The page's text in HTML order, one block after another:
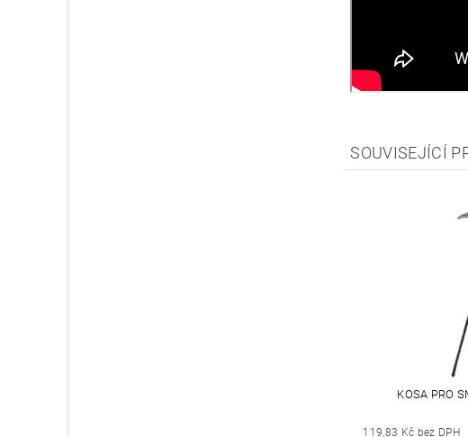
SOUVISEJÍCÍ
KOSA PRO
119,83 Kč bez DPH